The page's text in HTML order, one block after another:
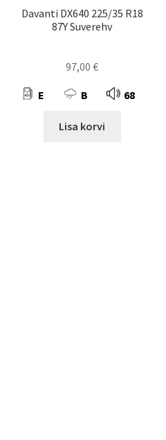
Davanti DX640 225/35 R18
87Y Suverehv
97,00€
E B 68
Lisa korvi